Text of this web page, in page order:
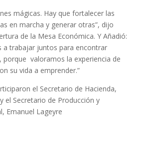
mágicas. Hay que fortalecer las
en marcha y generar otras”, dijo
de la Mesa Económica. Y Añadió:
a trabajar juntos para encontrar
porque valoramos la experiencia de
su vida a emprender.”
el Secretario de Hacienda,
el Secretario de Producción y
Emanuel Lageyre